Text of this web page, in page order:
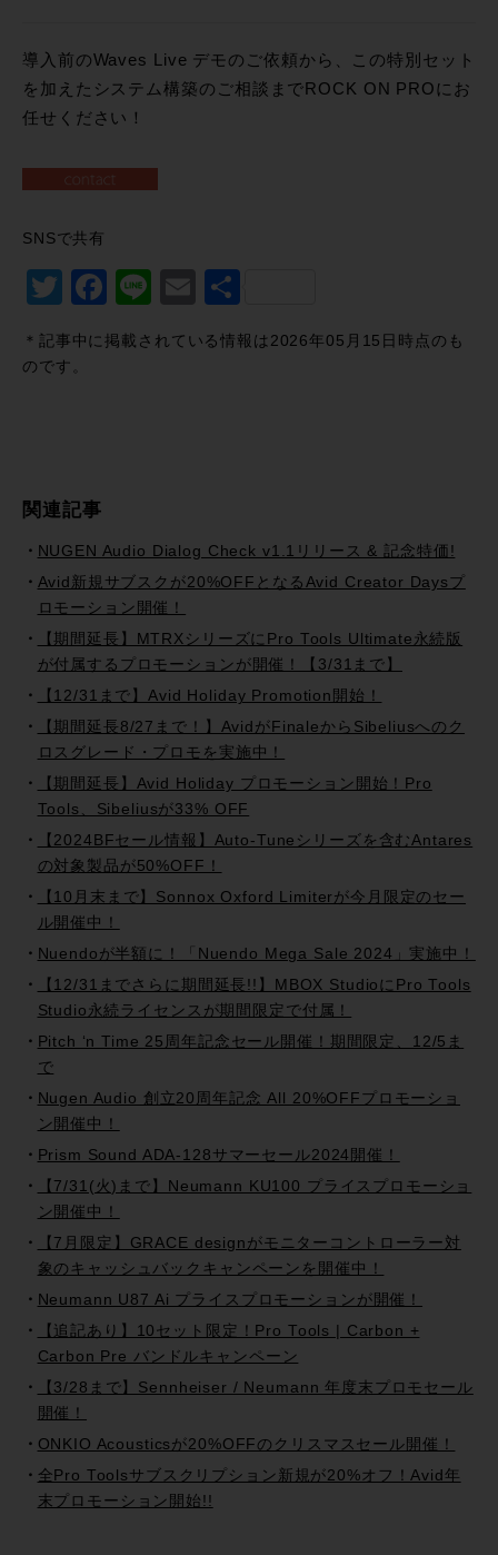
導入前のWaves Live デモのご依頼から、この特別セット
を加えたシステム構築のご相談までROCK ON PROにお
任せください！
SNSで共有
Twitter
Facebook
LineEmail
有
＊記事中に掲載されている情報は2026年05月15日時点のも
のです。
関連記事
NUGEN Audio Dialog Check v1.1リリース & 記念特価!
Avid新規サブスクが20%OFFとなるAvid Creator Daysプ
ロモーション開催！
【期間延長】MTRXシリーズにPro Tools Ultimate永続版
が付属するプロモーションが開催！【3/31まで】
【12/31まで】Avid Holiday Promotion開始！
【期間延長8/27まで！】AvidがFinaleからSibeliusへのク
ロスグレード・プロモを実施中！
【期間延長】Avid Holiday プロモーション開始！Pro
Tools、Sibeliusが33% OFF
【2024BFセール情報】Auto-Tuneシリーズを含むAntares
の対象製品が50%OFF！
【10月末まで】Sonnox Oxford Limiterが今月限定のセー
ル開催中！
Nuendoが半額に！「Nuendo Mega Sale 2024」実施中！
【12/31までさらに期間延長!!】MBOX StudioにPro Tools
Studio永続ライセンスが期間限定で付属！
Pitch ‘n Time 25周年記念セール開催！期間限定、12/5ま
で
Nugen Audio 創立20周年記念 All 20%OFFプロモーショ
ン開催中！
Prism Sound ADA-128サマーセール2024開催！
【7/31(火)まで】Neumann KU100 プライスプロモーショ
ン開催中！
【7月限定】GRACE designがモニターコントローラー対
象のキャッシュバックキャンペーンを開催中！
Neumann U87 Ai プライスプロモーションが開催！
【追記あり】10セット限定！Pro Tools | Carbon +
Carbon Pre バンドルキャンペーン
【3/28まで】Sennheiser / Neumann 年度末プロモセール
開催！
ONKIO Acousticsが20%OFFのクリスマスセール開催！
全Pro Toolsサブスクリプション新規が20%オフ！Avid年
末プロモーション開始!!